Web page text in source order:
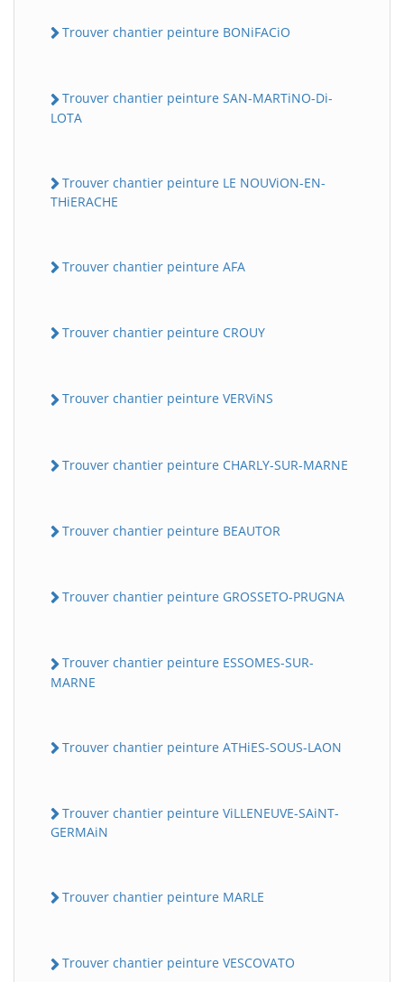
Trouver chantier peinture BONiFACiO
Trouver chantier peinture SAN-MARTiNO-Di-
LOTA
Trouver chantier peinture LE NOUViON-EN-
THiERACHE
Trouver chantier peinture AFA
Trouver chantier peinture CROUY
Trouver chantier peinture VERViNS
Trouver chantier peinture CHARLY-SUR-MARNE
Trouver chantier peinture BEAUTOR
Trouver chantier peinture GROSSETO-PRUGNA
Trouver chantier peinture ESSOMES-SUR-
MARNE
Trouver chantier peinture ATHiES-SOUS-LAON
Trouver chantier peinture ViLLENEUVE-SAiNT-
GERMAiN
Trouver chantier peinture MARLE
Trouver chantier peinture VESCOVATO